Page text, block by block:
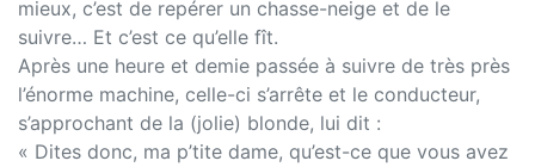
mieux, c’est de repérer un chasse-neige et de le
suivre… Et c’est ce qu’elle fît.
Après une heure et demie passée à suivre de très près
l’énorme machine, celle-ci s’arrête et le conducteur,
s’approchant de la (jolie) blonde, lui dit :
« Dites donc, ma p’tite dame, qu’est-ce que vous avez